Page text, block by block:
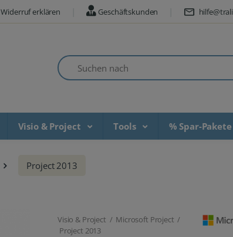
Widerruf erklären Geschäftskunden
Suchen nach
Visio & Project Tools % Spar-Pakete
Project 2013
Visio & Project / Microsoft Project /
Project 2013